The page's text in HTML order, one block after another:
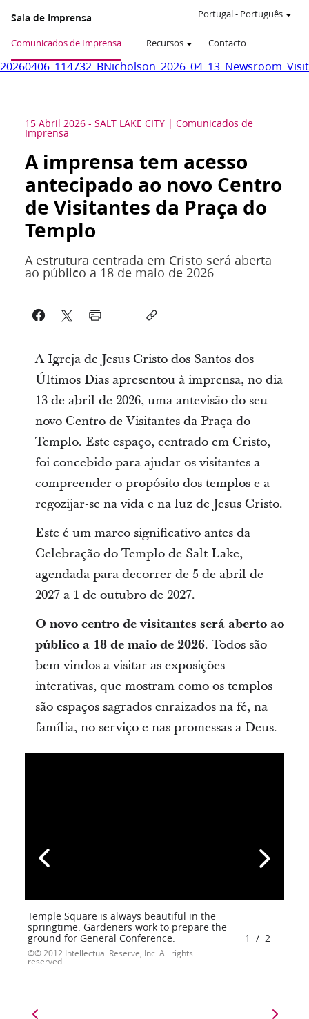
Sala de Imprensa
Comunicados de Imprensa Recursos Contacto
Portugal- Português
15 Abril 2026 - SALT LAKE CITY Comunicados de
Imprensa
A imprensa tem acesso
antecipado ao novo Centro
de Visitantes da Praça do
Templo
A estrutura centrada em Cristo será aberta
ao público a 18 de maio de 2026
A Igreja de Jesus Cristo dos Santos dos
Últimos Dias apresentou à imprensa, no dia
13 de abril de 2026, uma antevisão do seu
novo Centro de Visitantes da Praça do
Templo. Este espaço, centrado em Cristo,
foi concebido para ajudar os visitantes a
compreender o propósito dos templos e a
regozijar-se na vida e na luz de Jesus Cristo.
Este é um marco significativo antes da
Celebração do Templo de Salt Lake,
agendada para decorrer de 5 de abril de
2027 a 1 de outubro de 2027.
O novo centro de visitantes será aberto ao
público a 18 de maio de 2026. Todos são
bem-vindos a visitar as exposições
interativas, que mostram como os templos
são espaços sagrados enraizados na fé, na
família, no serviço e nas promessas a Deus.
Temple Square is always beautiful in the
springtime. Gardeners work to prepare the
ground for General Conference.
© 2012 Intellectual Reserve, Inc. All rights
reserved.
1 / 2